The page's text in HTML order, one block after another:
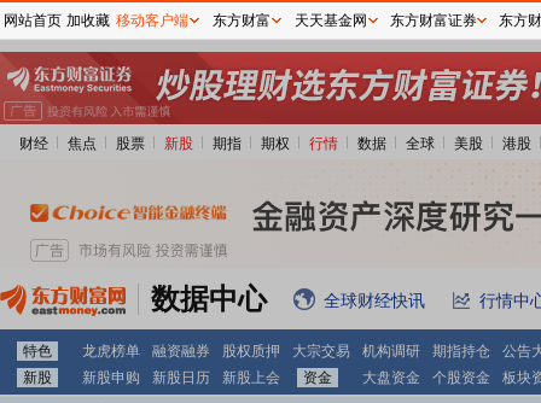
财经 焦点 股票 新股 期指 期权 行情 数据 全球 美股 港股
数据中心 全球财经快讯 行情中
特色 龙虎榜单 融资融券 股权质押 大宗交易 机构调研 期指持仓
公告
新股
新股申购 新股日历 新股上会 资金 大盘资金 个股资金 板块
网站首页 加收藏 移动客户端 东方财富 天天基金网 东方财富证券 东方